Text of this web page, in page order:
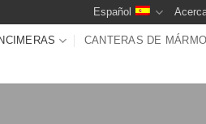
Español
CANTERAS DE